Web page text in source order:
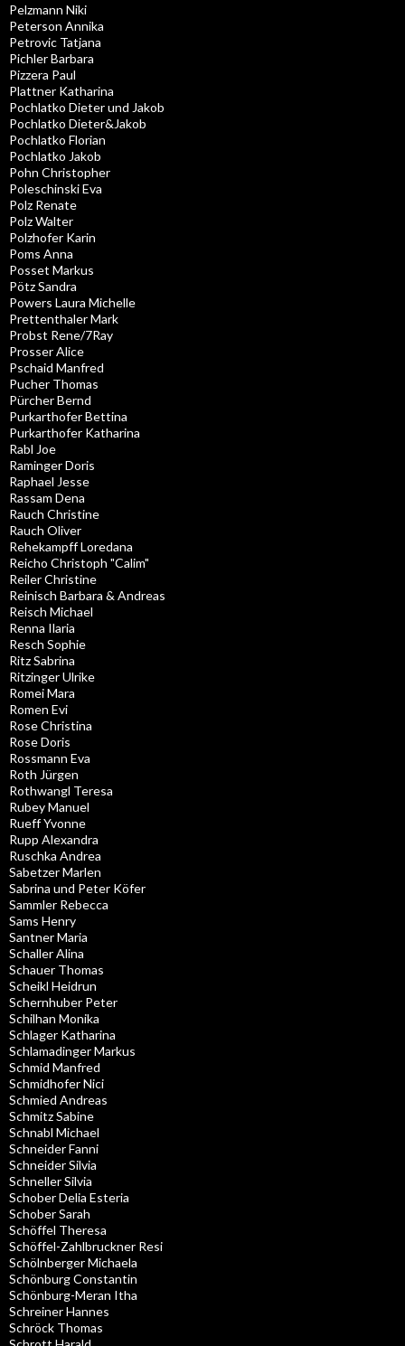
Pelzmann Niki
Peterson Annika
Petrovic Tatjana
Pichler Barbara
Pizzera Paul
Plattner Katharina
Pochlatko Dieter und Jakob
Pochlatko Dieter&Jakob
Pochlatko Florian
Pochlatko Jakob
Pohn Christopher
Poleschinski Eva
Polz Renate
Polz Walter
Polzhofer Karin
Poms Anna
Posset Markus
Pötz Sandra
Powers Laura Michelle
Prettenthaler Mark
Probst Rene/7Ray
Prosser Alice
Pschaid Manfred
Pucher Thomas
Pürcher Bernd
Purkarthofer Bettina
Purkarthofer Katharina
Rabl Joe
Raminger Doris
Raphael Jesse
Rassam Dena
Rauch Christine
Rauch Oliver
Rehekampff Loredana
Reicho Christoph "Calim"
Reiler Christine
Reinisch Barbara & Andreas
Reisch Michael
Renna Ilaria
Resch Sophie
Ritz Sabrina
Ritzinger Ulrike
Romei Mara
Romen Evi
Rose Christina
Rose Doris
Rossmann Eva
Roth Jürgen
Rothwangl Teresa
Rubey Manuel
Rueff Yvonne
Rupp Alexandra
Ruschka Andrea
Sabetzer Marlen
Sabrina und Peter Köfer
Sammler Rebecca
Sams Henry
Santner Maria
Schaller Alina
Schauer Thomas
Scheikl Heidrun
Schernhuber Peter
Schilhan Monika
Schlager Katharina
Schlamadinger Markus
Schmid Manfred
Schmidhofer Nici
Schmied Andreas
Schmitz Sabine
Schnabl Michael
Schneider Fanni
Schneider Silvia
Schneller Silvia
Schober Delia Esteria
Schober Sarah
Schöffel Theresa
Schöffel-Zahlbruckner Resi
Schölnberger Michaela
Schönburg Constantin
Schönburg-Meran Itha
Schreiner Hannes
Schröck Thomas